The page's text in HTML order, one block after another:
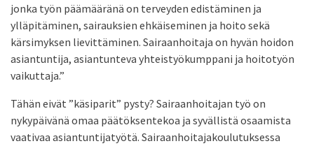
jonka työn päämääränä on terveyden edistäminen ja
ylläpitäminen, sairauksien ehkäiseminen ja hoito sekä
kärsimyksen lievittäminen. Sairaanhoitaja on hyvän hoidon
asiantuntija, asiantunteva yhteistyökumppani ja hoitotyön
vaikuttaja.”
Tähän eivät ”käsiparit” pysty? Sairaanhoitajan työ on
nykypäivänä omaa päätöksentekoa ja syvällistä osaamista
vaativaa asiantuntijatyötä. Sairaanhoitajakoulutuksessa